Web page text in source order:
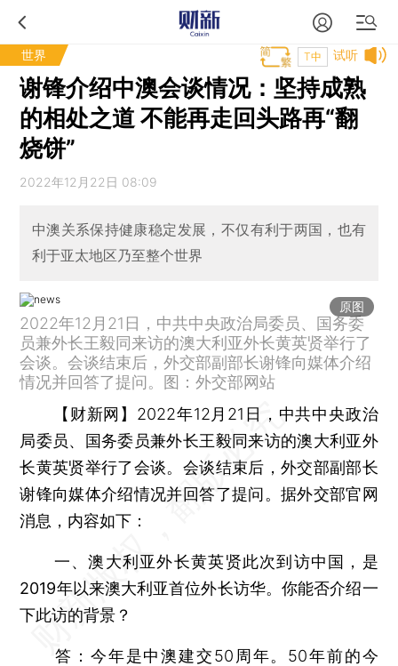
世界 试听
T中
谢锋介绍中澳会谈情况：坚持成熟
的相处之道 不能再走回头路再“翻
烧饼”
2022年12月22日 08:09
中澳关系保持健康稳定发展，不仅有利于两国，也有
利于亚太地区乃至整个世界
原图
2022年12月21日，中共中央政治局委员、国务委
员兼外长王毅同来访的澳大利亚外长黄英贤举行了
会谈。会谈结束后，外交部副部长谢锋向媒体介绍
情况并回答了提问。图：外交部网站
【财新网】 2022年12月21日，中共中央政治
局委员、国务委员兼外长王毅同来访的澳大利亚外
长黄英贤举行了会谈。会谈结束后，外交部副部长
谢锋向媒体介绍情况并回答了提问。据外交部官网
消息，内容如下：
一、澳大利亚外长黄英贤此次到访中国，是
2019年以来澳大利亚首位外长访华。你能否介绍一
下此访的背景？
答： 今年是中澳建交50周年。50年前的今